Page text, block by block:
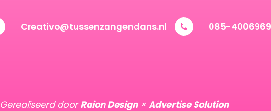
Creativo@tussenzangendans.nl 085-4006969
Gerealiseerd doorRaion Design× Advertise Solution